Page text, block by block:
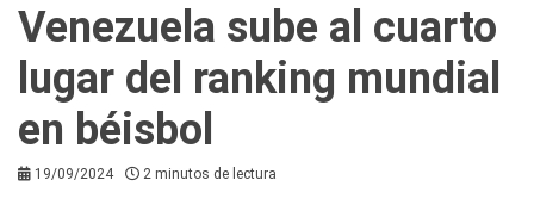
Venezuela sube al cuarto
lugar del ranking mundial
en béisbol
19/09/2024 2 minutos de lectura